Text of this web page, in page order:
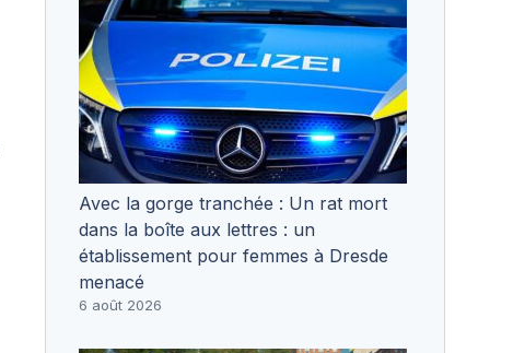
Avec la gorge tranchée : Un rat mort
dans la boîte aux lettres : un
établissement pour femmes à Dresde
menacé
6 août 2026